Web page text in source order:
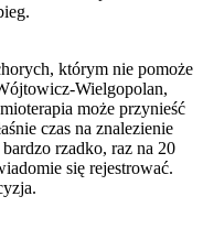
którym nie pomoże
Wielgopolan,
może przynieść
czas na znalezienie
rzadko, raz na 20
się rejestrować.